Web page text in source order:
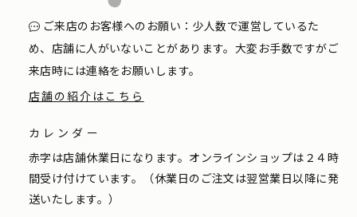
ご来店のお客様へのお願い：少人数で運営しているた
め、店舗に人がいないことがあります。大変お手数ですがご
来店時には連絡をお願いします。
店舗の紹介はこちら
カレンダー
赤字は店舗休業日になります。オンラインショップは２４時
間受け付けています。（休業日のご注文は翌営業日以降に発
送いたします。）